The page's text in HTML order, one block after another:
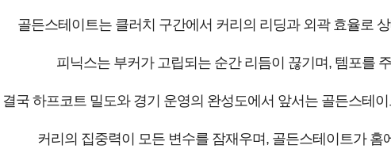
골든스테이트는 클러치 구간에서 커리의 리딩과 외곽 효율로
피닉스는 부커가 고립되는 순간 리듬이 끊기며, 템포를
결국 하프코트 밀도와 경기 운영의 완성도에서 앞서는 골든스테
커리의 집중력이 모든 변수를 잠재우며, 골든스테이트가 홈